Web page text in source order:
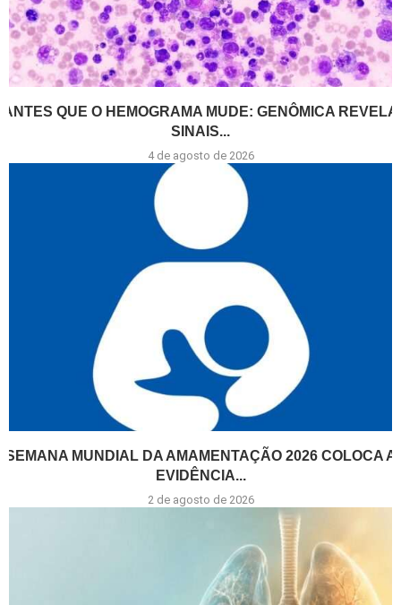
ANTES QUE O HEMOGRAMA MUDE: GENÔMICA REVELA
SINAIS...
4 de agosto de 2026
SEMANA MUNDIAL DA AMAMENTAÇÃO 2026 COLOCA A
EVIDÊNCIA...
2 de agosto de 2026